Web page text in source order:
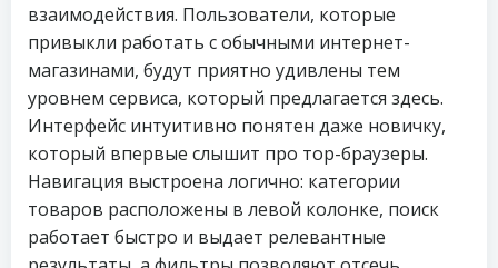
взаимодействия. Пользователи, которые
привыкли работать с обычными интернет-
магазинами, будут приятно удивлены тем
уровнем сервиса, который предлагается здесь.
Интерфейс интуитивно понятен даже новичку,
который впервые слышит про тор-браузеры.
Навигация выстроена логично: категории
товаров расположены в левой колонке, поиск
работает быстро и выдает релевантные